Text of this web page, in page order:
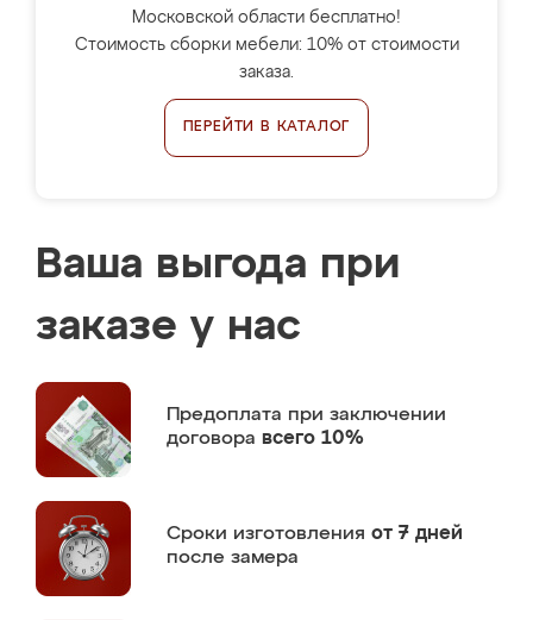
Московской области бесплатно!
Стоимость сборки мебели: 10% от стоимости
заказа.
ПЕРЕЙТИ В КАТАЛОГ
Ваша выгода при
заказе у нас
Предоплата при заключении
договора всего 10%
Сроки изготовления от 7 дней
после замера